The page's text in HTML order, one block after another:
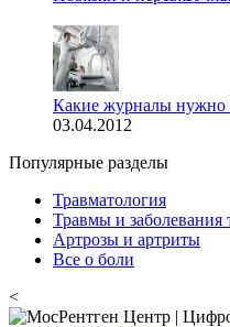
Какие журналы нужно
03.04.2012
Популярные разделы
Травматология
Травмы и заболевания
Артрозы и артриты
Все о боли
<